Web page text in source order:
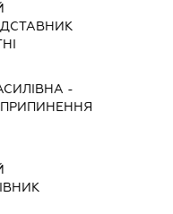
-
ПРИПИНЕННЯ